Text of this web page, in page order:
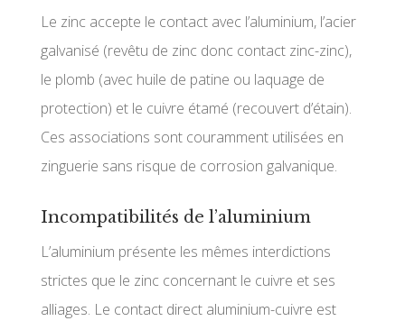
Le zinc accepte le contact avec l’aluminium, l’acier
galvanisé (revêtu de zinc donc contact zinc-zinc),
le plomb (avec huile de patine ou laquage de
protection) et le cuivre étamé (recouvert d’étain).
Ces associations sont couramment utilisées en
zinguerie sans risque de corrosion galvanique.
Incompatibilités de l’aluminium
L’aluminium présente les mêmes interdictions
strictes que le zinc concernant le cuivre et ses
alliages. Le contact direct aluminium-cuivre est